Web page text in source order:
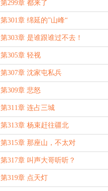
第299章 都来了
第301章 绵延的”山峰“
第303章 是谁跟谁过不去！
第305章 轻视
第307章 沈家屯私兵
第309章 悲怒
第311章 连占三城
第313章 杨束赶往疆北
第315章 那座山，不太对
第317章 叫声大哥听听？
第319章 点天灯